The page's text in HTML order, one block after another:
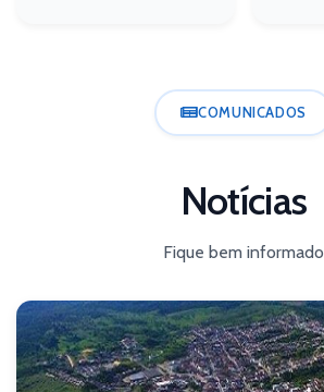
COMUNICADOS
Notícias
Fique bem informado